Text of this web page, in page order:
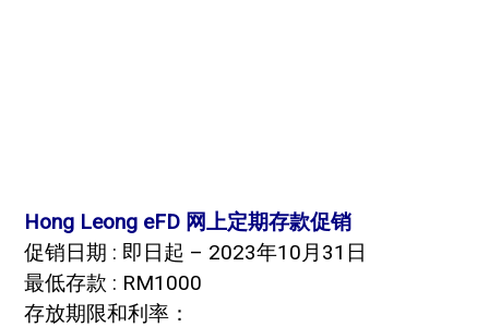
Hong Leong eFD 网上定期存款促销
促销日期 : 即日起 – 2023年10月31日
最低存款 : RM1000
存放期限和利率：